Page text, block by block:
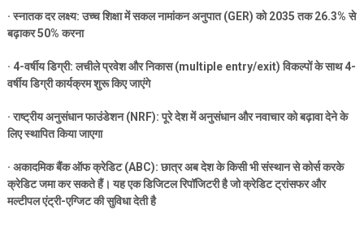
·स्नातक दर लक्ष्य: उच्च शिक्षा में सकल नामांकन अनुपात (GER)को2035तक26.3%से
बढ़ाकर50%करना
· 4-वर्षीय डिग्री: लचीले प्रवेश और निकास (multiple entry/exit)विकल्पों के साथ4-
वर्षीय डिग्री कार्यक्रम शुरू किए जाएंगे
·राष्ट्रीय अनुसंधान फाउंडेशन (NRF):पूरे देश में अनुसंधान और नवाचार को बढ़ावा देने के
लिए स्थापित किया जाएगा
· अकादमिक बैंक ऑफ क्रेडिट (ABC):छात्र अब देश के किसी भी संस्थान से कोर्स करके
क्रेडिट जमा कर सकते हैं। यह एक डिजिटल रिपॉजिटरी है जो क्रेडिट ट्रांसफर और
मल्टीपल एंट्री-एग्जिट की सुविधा देती है